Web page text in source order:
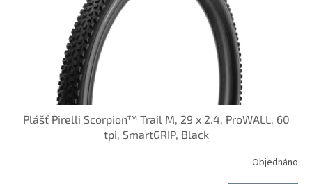
Plášť Pirelli Scorpion™ Trail M, 29 x 2.4, ProWALL, 60
tpi, SmartGRIP, Black
Objednáno